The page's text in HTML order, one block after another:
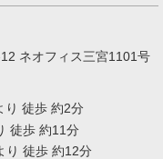
ネオフィス三宮1101号
り 徒歩 約2分
徒歩 約11分
り 徒歩 約12分